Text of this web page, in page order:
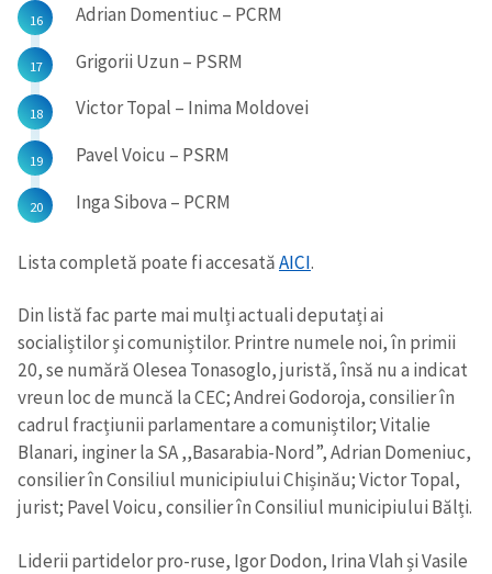
Adrian Domentiuc – PCRM
Grigorii Uzun – PSRM
Victor Topal – Inima Moldovei
Pavel Voicu – PSRM
Inga Sibova – PCRM
Lista completă poate fi accesatăAICI.
Din listă fac parte mai mulți actuali deputați ai
socialiștilor și comuniștilor. Printre numele noi, în primii
20, se numără Olesea Tonasoglo, juristă, însă nu a indicat
vreun loc de muncă la CEC; Andrei Godoroja, consilier în
cadrul fracțiunii parlamentare a comuniștilor; Vitalie
Blanari, inginer la SA ,,Basarabia-Nord”, Adrian Domeniuc,
consilier în Consiliul municipiului Chișinău; Victor Topal,
jurist; Pavel Voicu, consilier în Consiliul municipiului Bălți.
Liderii partidelor pro-ruse, Igor Dodon, Irina Vlah și Vasile